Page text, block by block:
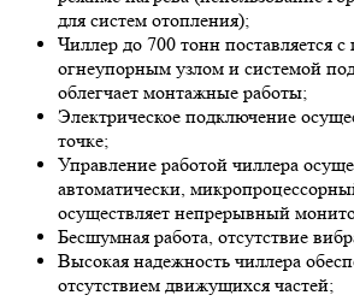
для систем отопления);
Чиллер до 700 тонн поставляется с
огнеупорным узлом и системой
облегчает монтажные работы;
Электрическое подключение
точке;
Управление работой чиллера
автоматически,
осуществляет непрерывный
Бесшумная работа, отсутствие
Высокая надежность чиллера
отсутствием движущихся частей;